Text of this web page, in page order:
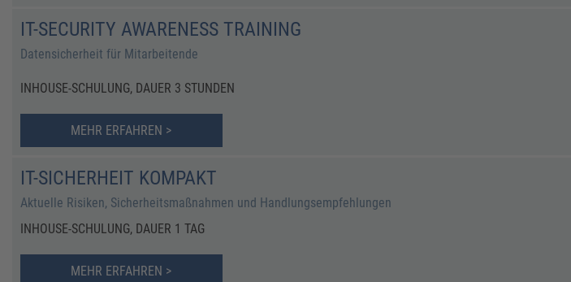
IT-SECURITY AWARENESS TRAINING
Datensicherheit für Mitarbeitende
INHOUSE-SCHULUNG, DAUER 3 STUNDEN
MEHR ERFAHREN >
IT-SICHERHEIT KOMPAKT
Aktuelle Risiken, Sicherheitsmaßnahmen und Handlungsempfehlungen
INHOUSE-SCHULUNG, DAUER 1 TAG
MEHR ERFAHREN >